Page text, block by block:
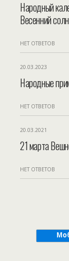
Народный
Весенний
НЕТ ОТВЕТОВ
20.03.2023
Народные
НЕТ ОТВЕТОВ
20.03.2021
21 марта
НЕТ ОТВЕТОВ